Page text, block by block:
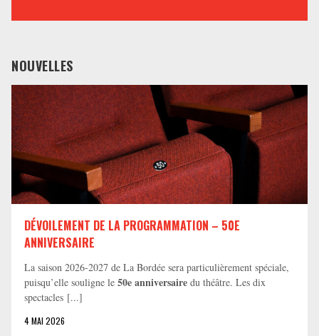
NOUVELLES
DÉVOILEMENT DE LA PROGRAMMATION – 50E
ANNIVERSAIRE
La saison 2026-2027 de La Bordée sera particulièrement spéciale,
puisqu’elle souligne le 50e anniversaire du théâtre. Les dix
spectacles [...]
4 MAI 2026